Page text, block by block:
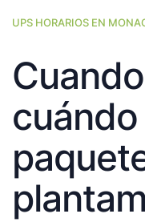
UPS HORARIOS EN